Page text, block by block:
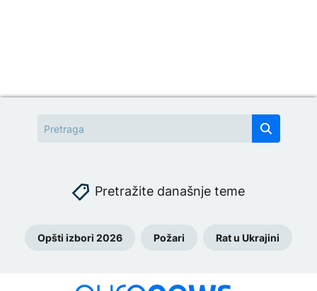
Pretražite današnje teme
Opšti izbori 2026 Požari Rat u Ukrajini